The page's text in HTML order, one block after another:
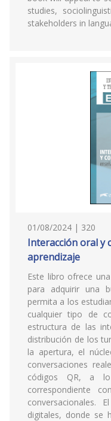
studies,
stakeholders in
01/08/2024 | 320
Interacción oral y
aprendizaje
Este libro ofrece
para adquirir una
permita a los
cualquier tipo de
estructura de las
distribución de los
la apertura, el
conversaciones
códigos QR, a
correspondiente
conversacionales.
digitales, donde se